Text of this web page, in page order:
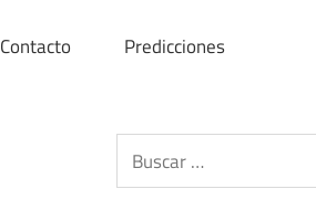
Contacto Predicciones
Buscar: